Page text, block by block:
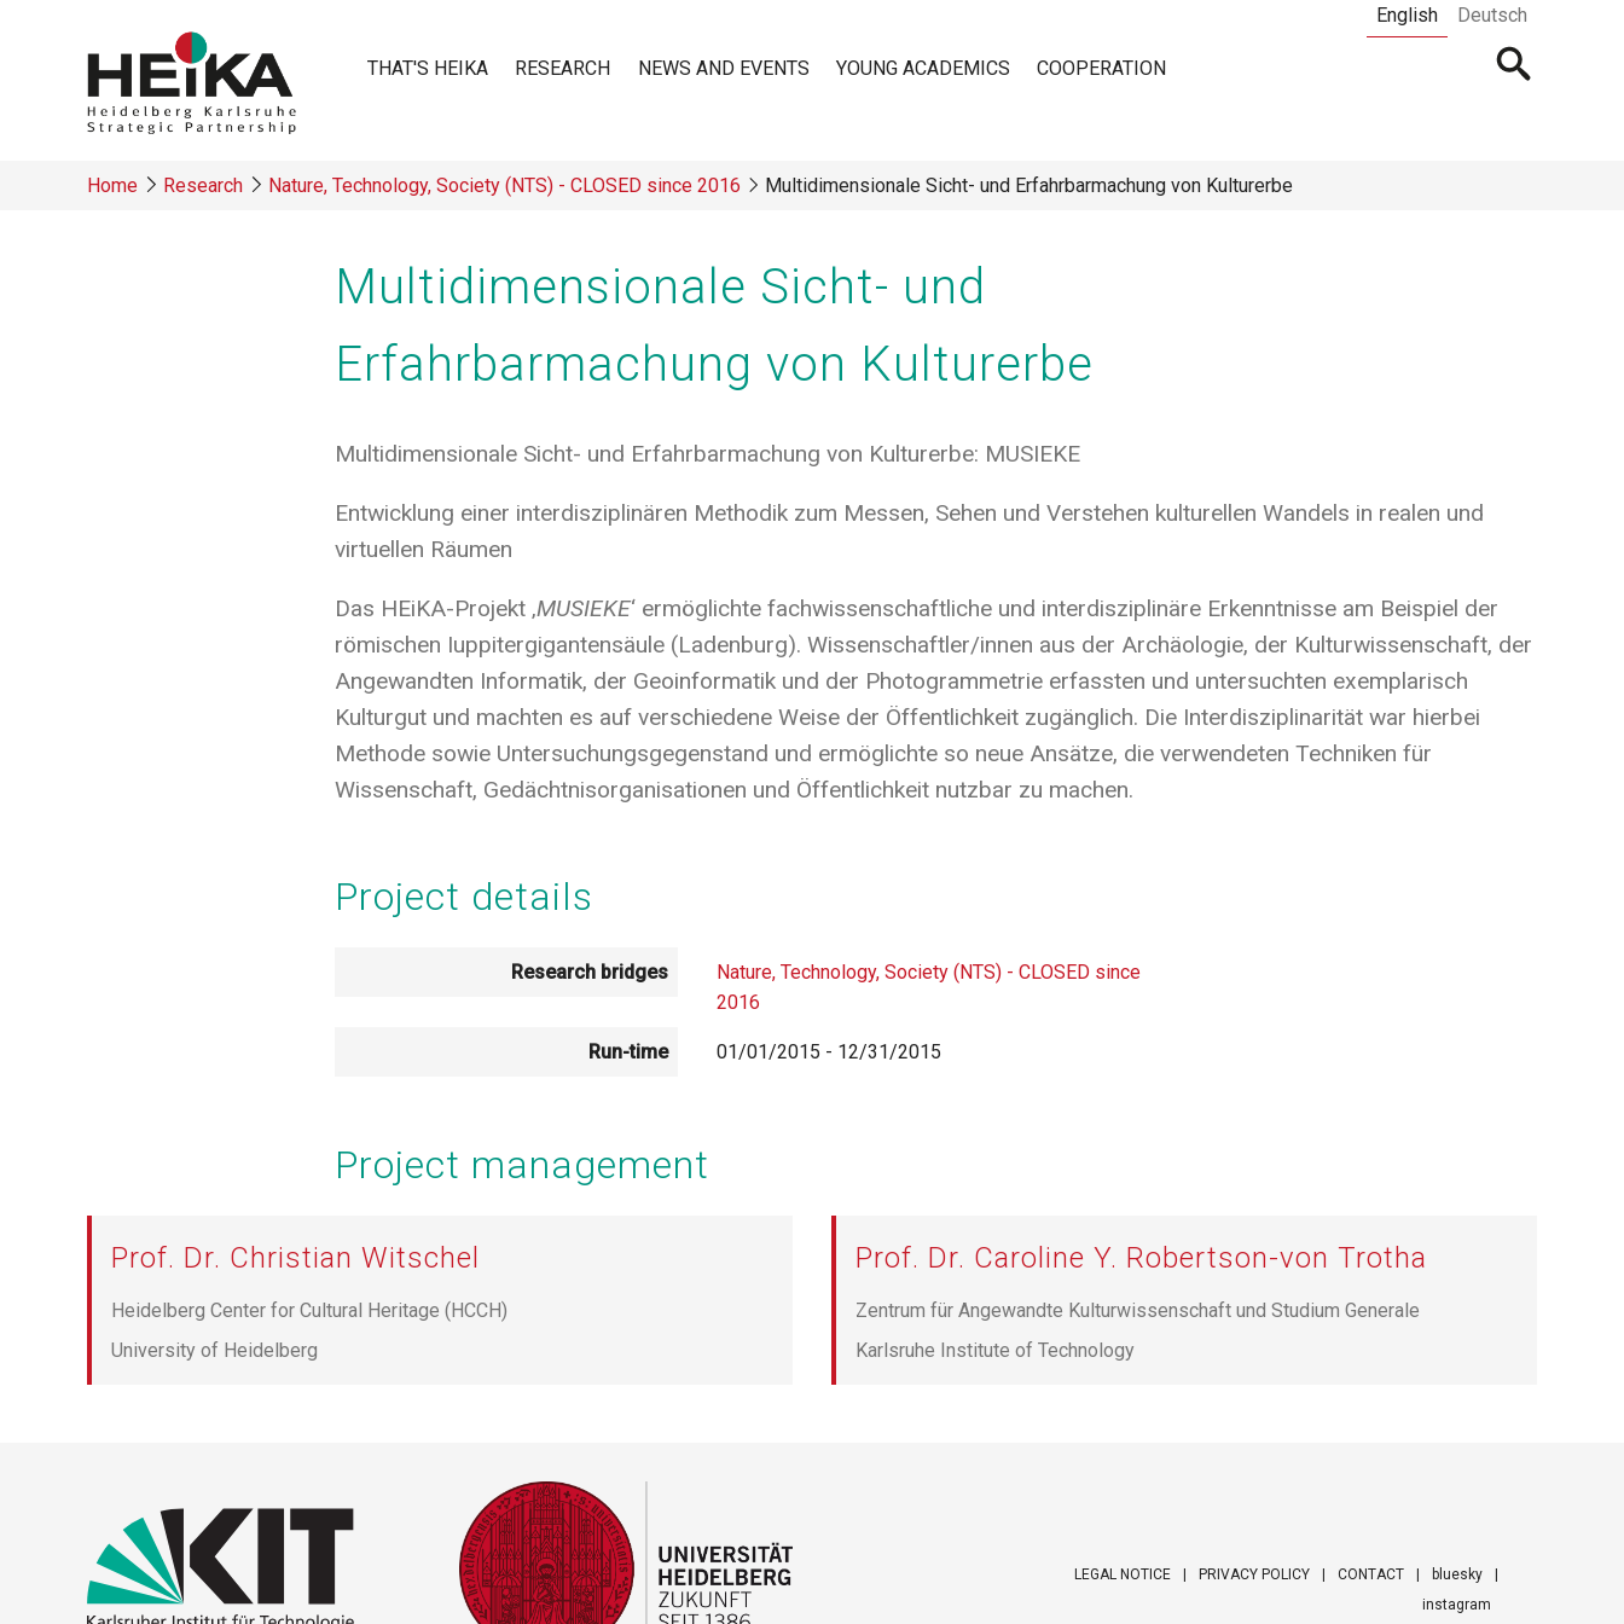
English Deutsch
navigation
THAT'S HEIKA RESEARCH NEWS AND EVENTS YOUNG ACADEMICS COOPERATION
Open
searchbar
Home Research Nature, Technology, Society (NTS) - CLOSED since 2016 Multidimensionale Sicht- und Erfahrbarmachung von Kulturerbe
Multidimensionale Sicht- und
Erfahrbarmachung von Kulturerbe
Multidimensionale Sicht- und Erfahrbarmachung von Kulturerbe: MUSIEKE
Entwicklung einer interdisziplinären Methodik zum Messen, Sehen und Verstehen kulturellen Wandels in realen und
virtuellen Räumen
Das HEiKA-Projekt ‚MUSIEKE‘ ermöglichte fachwissenschaftliche und interdisziplinäre Erkenntnisse am Beispiel der
römischen Iuppitergigantensäule (Ladenburg). Wissenschaftler/innen aus der Archäologie, der Kulturwissenschaft, der
Angewandten Informatik, der Geoinformatik und der Photogrammetrie erfassten und untersuchten exemplarisch
Kulturgut und machten es auf verschiedene Weise der Öffentlichkeit zugänglich. Die Interdisziplinarität war hierbei
Methode sowie Untersuchungsgegenstand und ermöglichte so neue Ansätze, die verwendeten Techniken für
Wissenschaft, Gedächtnisorganisationen und Öffentlichkeit nutzbar zu machen.
Project details
Research bridges
Nature, Technology, Society (NTS) - CLOSED since
2016
Run-time 01/01/2015 - 12/31/2015
Project management
Prof. Dr. Christian Witschel
Heidelberg Center for Cultural Heritage (HCCH)
University of Heidelberg
Prof. Dr. Caroline Y. Robertson-von Trotha
Zentrum für Angewandte Kulturwissenschaft und Studium Generale
Karlsruhe Institute of Technology
LEGAL NOTICE PRIVACY POLICY CONTACT
bluesky
instagram